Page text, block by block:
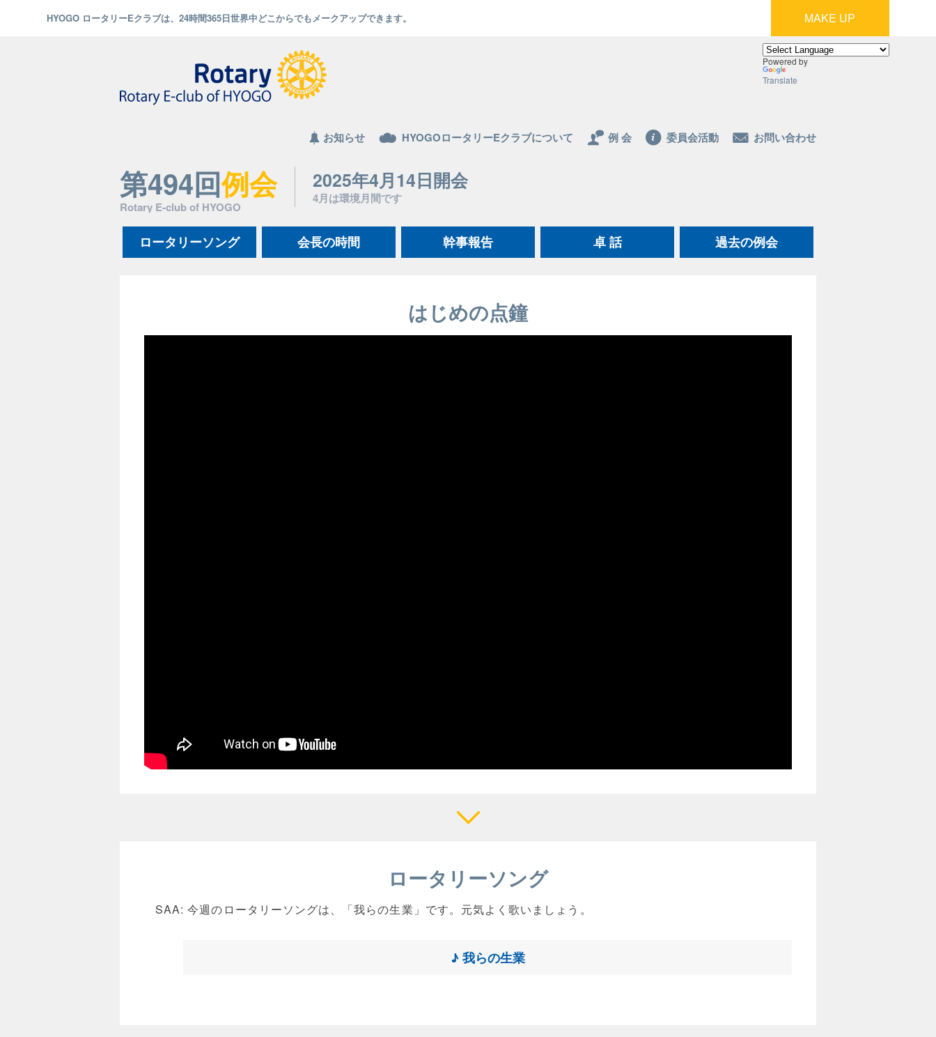
HYOGO ロータリーEクラブは、24時間365日世界中どこからでもメークアップできます。 MAKE UP
Powered by
Translate
お知らせ HYOGOロータリーEクラブについて 例 会 委員会活動 お問い合わせ
第494回例会
Rotary E-club of HYOGO
2025年4月14日開会
4月は環境月間です
ロータリーソング 会長の時間 幹事報告 卓 話 過去の例会
はじめの点鐘
ロータリーソング
SAA: 今週のロータリーソングは、「我らの生業」です。元気よく歌いましょう。
♪ 我らの生業